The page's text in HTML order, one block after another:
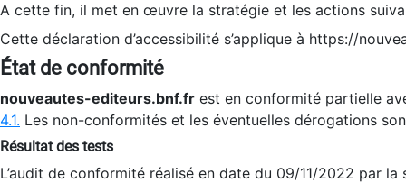
A cette fin, il met en œuvre la stratégie et les actions
Cette déclaration d’accessibilité s’applique à https://
État de conformité
nouveautes-editeurs.bnf.fr est en conformité partielle
4.1. Les non-conformités et les éventuelles dérogations
Résultat des tests
L’audit de conformité réalisé en date du 09/11/2022 par